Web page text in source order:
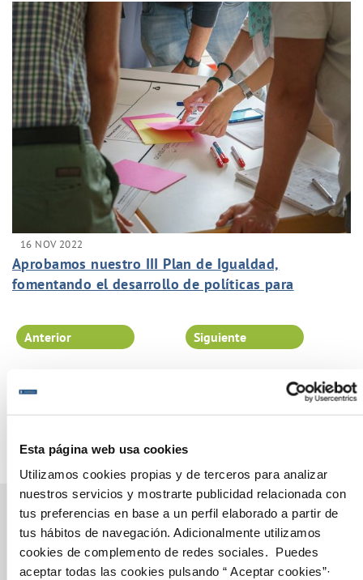
Esta página web usa cookies
Utilizamos cookies propias y de terceros para analizar
nuestros servicios y mostrarte publicidad relacionada con
tus preferencias en base a un perfil elaborado a partir de
tus hábitos de navegación. Adicionalmente utilizamos
cookies de complemento de redes sociales. Puedes
aceptar todas las cookies pulsando “ Aceptar cookies”·
16 NOV 2022
Aprobamos nuestro III Plan de Igualdad,
fomentando el desarrollo de políticas para
razón de sexo.
Página 20 de 102
Anterior Siguiente
Gestiones Online